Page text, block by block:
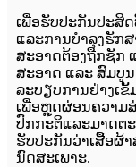
ເພື່ອຮັບປະກັນປະສິ
ແລະການບຳລຸງຮັກ
ສະອາດຕ້ອງຖືກຊັກ
ສະອາດ ແລະ ສົມບູ
ລະບຽບ​ການ​ຢ່າງ​ເ
ເພື່ອ​ຫຼຸດຜ່ອນ​ຄວາມ​
ປົກກະຕິແລະມາດຕ
ຮັບປະກັນວ່າເສື້ອຜ້
ນົດສະເພາະ.